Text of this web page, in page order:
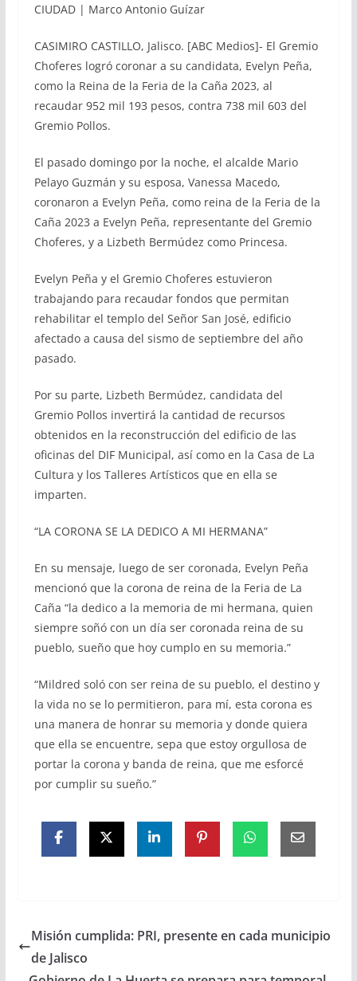
CIUDAD | Marco Antonio Guízar
CASIMIRO CASTILLO, Jalisco. [ABC Medios]- El Gremio
Choferes logró coronar a su candidata, Evelyn Peña,
como la Reina de la Feria de la Caña 2023, al
recaudar 952 mil 193 pesos, contra 738 mil 603 del
Gremio Pollos.
El pasado domingo por la noche, el alcalde Mario
Pelayo Guzmán y su esposa, Vanessa Macedo,
coronaron a Evelyn Peña, como reina de la Feria de la
Caña 2023 a Evelyn Peña, representante del Gremio
Choferes, y a Lizbeth Bermúdez como Princesa.
Evelyn Peña y el Gremio Choferes estuvieron
trabajando para recaudar fondos que permitan
rehabilitar el templo del Señor San José, edificio
afectado a causa del sismo de septiembre del año
pasado.
Por su parte, Lizbeth Bermúdez, candidata del
Gremio Pollos invertirá la cantidad de recursos
obtenidos en la reconstrucción del edificio de las
oficinas del DIF Municipal, así como en la Casa de La
Cultura y los Talleres Artísticos que en ella se
imparten.
“LA CORONA SE LA DEDICO A MI HERMANA”
En su mensaje, luego de ser coronada, Evelyn Peña
mencionó que la corona de reina de la Feria de La
Caña “la dedico a la memoria de mi hermana, quien
siempre soñó con un día ser coronada reina de su
pueblo, sueño que hoy cumplo en su memoria.”
“Mildred soló con ser reina de su pueblo, el destino y
la vida no se lo permitieron, para mí, esta corona es
una manera de honrar su memoria y donde quiera
que ella se encuentre, sepa que estoy orgullosa de
portar la corona y banda de reina, que me esforcé
por cumplir su sueño.”
Misión cumplida: PRI, presente en cada municipio
de Jalisco